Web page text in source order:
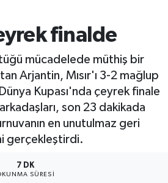
finalde
mücadelede müthiş bir
Arjantin, Mısır'ı 3-2 mağlup
Kupası'nda çeyrek finale
son 23 dakikada
en unutulmaz geri
gerçekleştirdi.
7 DK
SÜRESI